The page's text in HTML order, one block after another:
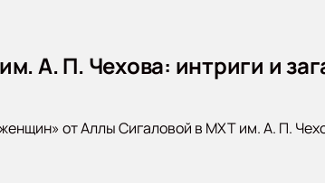
А. П. Чехова: интриги и
от Аллы Сигаловой в МХТ им. А. П.